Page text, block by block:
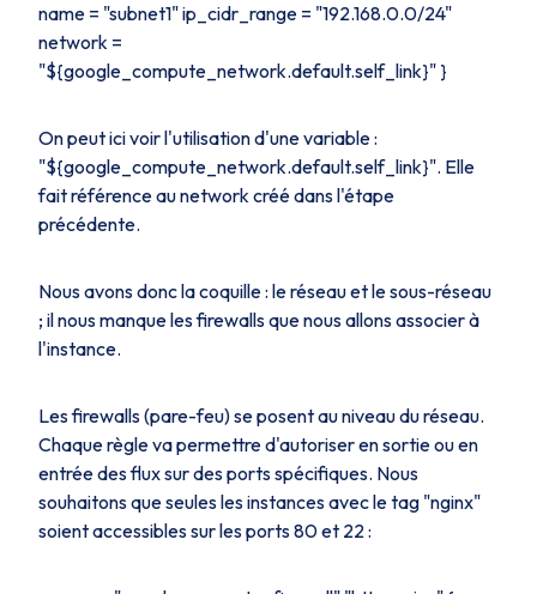
name = "subnet1" ip_cidr_range = "192.168.0.0/24"
network =
"${google_compute_network.default.self_link}" }
On peut ici voir l'utilisation d'unevariable:
"${google_compute_network.default.self_link}". Elle
fait référence aunetworkcréé dans l'étape
précédente.
Nous avons donc la coquille : le réseau et le sous-réseau
; il nous manque lesfirewallsque nous allons associer à
l'instance.
Lesfirewalls(pare-feu) se posent au niveau du réseau.
Chaque règle va permettre d'autoriser en sortie ou en
entrée des flux sur des ports spécifiques. Nous
souhaitons que seules les instances avec letag "nginx"
soient accessibles sur les ports 80 et 22 :